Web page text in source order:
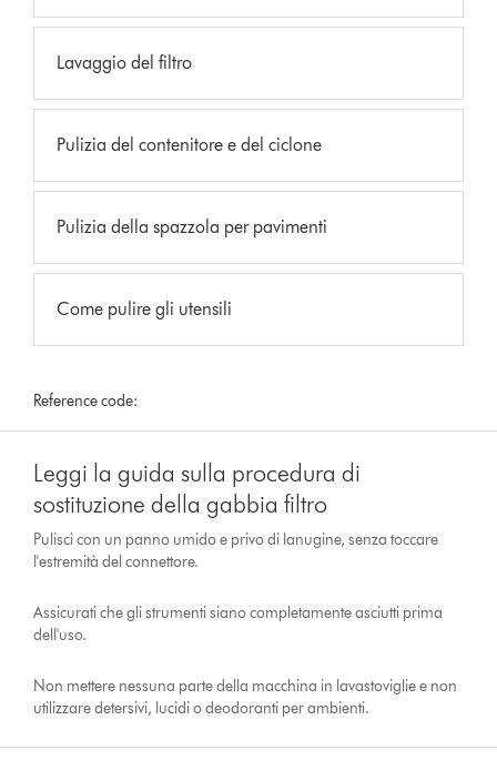
Lavaggio del filtro
Pulizia del contenitore e del ciclone
Pulizia della spazzola per pavimenti
Come pulire gli utensili
Reference code:
Leggi la guida sulla procedura di
sostituzione della gabbia filtro
Pulisci con un panno umido e privo di lanugine, senza toccare
l'estremità del connettore.
Assicurati che gli strumenti siano completamente asciutti prima
dell'uso.
Non mettere nessuna parte della macchina in lavastoviglie e non
utilizzare detersivi, lucidi o deodoranti per ambienti.